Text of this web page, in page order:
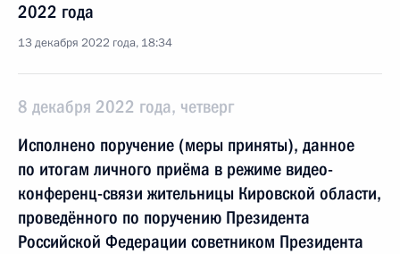
2022 года
13 декабря 2022 года, 18:34
8 декабря 2022 года, четверг
Исполнено поручение (меры приняты), данное
по итогам личного приёма в режиме видео-
конференц-связи жительницы Кировской области,
проведённого по поручению Президента
Российской Федерации советником Президента